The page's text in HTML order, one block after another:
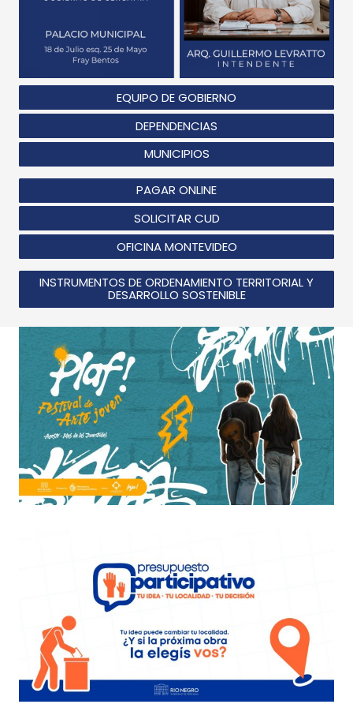
EQUIPO DE GOBIERNO
DEPENDENCIAS
MUNICIPIOS
PAGAR ONLINE
SOLICITAR CUD
OFICINA MONTEVIDEO
INSTRUMENTOS DE ORDENAMIENTO TERRITORIAL Y
DESARROLLO SOSTENIBLE